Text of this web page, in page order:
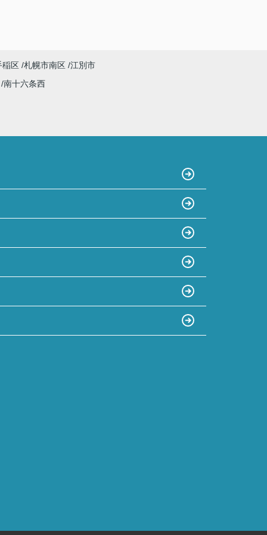
稲区 札幌市南区 江別市
南十六条西